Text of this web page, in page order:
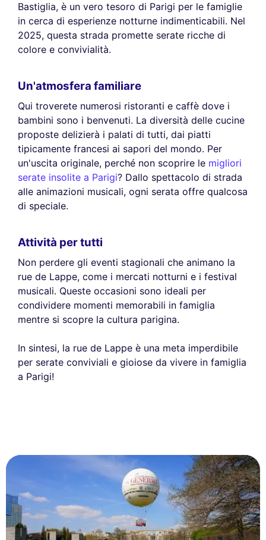
Bastiglia, è un vero tesoro di Parigi per le famiglie
in cerca di esperienze notturne indimenticabili. Nel
2025, questa strada promette serate ricche di
colore e convivialità.
Un'atmosfera familiare
Qui troverete numerosi ristoranti e caffè dove i
bambini sono i benvenuti. La diversità delle cucine
proposte delizierà i palati di tutti, dai piatti
tipicamente francesi ai sapori del mondo. Per
un'uscita originale, perché non scoprire le migliori
serate insolite a Parigi? Dallo spettacolo di strada
alle animazioni musicali, ogni serata offre qualcosa
di speciale.
Attività per tutti
Non perdere gli eventi stagionali che animano la
rue de Lappe, come i mercati notturni e i festival
musicali. Queste occasioni sono ideali per
condividere momenti memorabili in famiglia
mentre si scopre la cultura parigina.
In sintesi, la rue de Lappe è una meta imperdibile
per serate conviviali e gioiose da vivere in famiglia
a Parigi!